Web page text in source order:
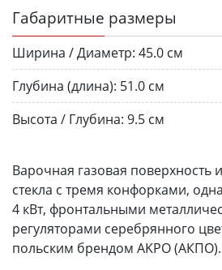
Габаритные размеры
Ширина / Диаметр: 45.0 см
Глубина (длина): 51.0 см
Высота / Глубина: 9.5 см
Варочная газовая поверхность
стекла с тремя конфорками,
4 кВт, фронтальными
регуляторами серебрянного
польским брендом AKPO (АКПО).